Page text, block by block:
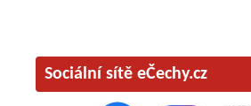
Sociální sítě eČechy.cz